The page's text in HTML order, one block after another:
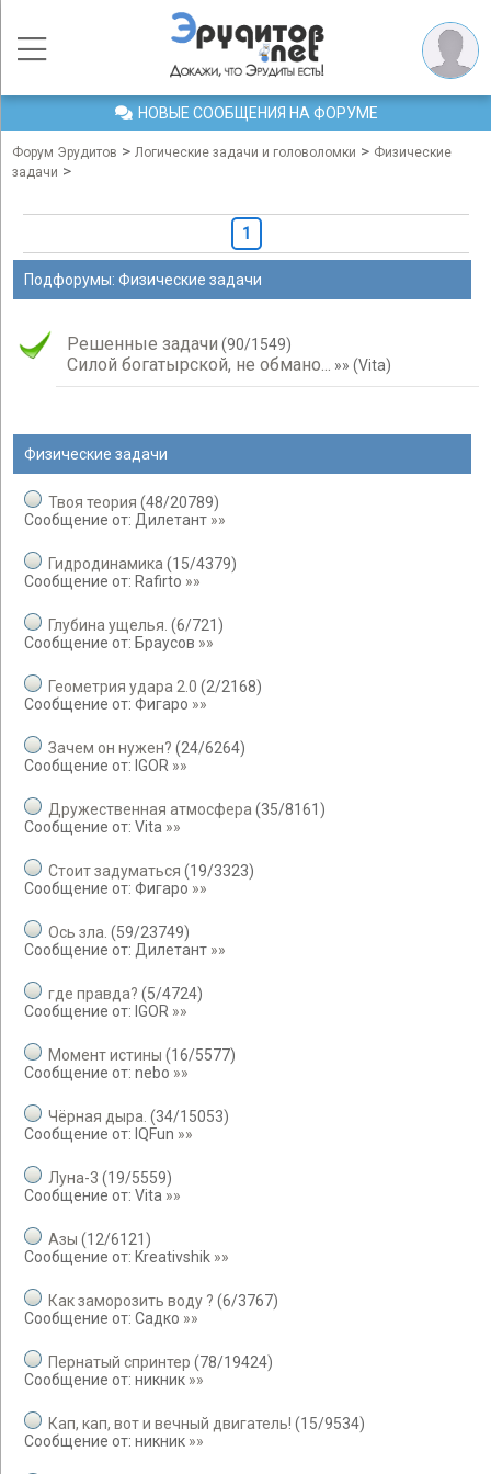
НОВЫЕ СООБЩЕНИЯ НА ФОРУМЕ
Форум Эрудитов > Логические задачи и головоломки > Физические
задачи >
1
Подфорумы: Физические задачи
Решенные задачи (90/1549)
Силой богатырской, не обмано... »» (Vita)
Физические задачи
Твоя теория (48/20789)
Сообщение от: Дилетант »»
Гидродинамика (15/4379)
Сообщение от: Rafirto »»
Глубина ущелья. (6/721 )
Сообщение от: Браусов »»
Геометрия удара 2.0 (2/2168)
Сообщение от: Фигаро »»
Зачем он нужен? (24/6264)
Сообщение от: IGOR »»
Дружественная атмосфера (35/8161 )
Сообщение от: Vita »»
Стоит задуматься (19/3323)
Сообщение от: Фигаро »»
Ось зла. (59/23749)
Сообщение от: Дилетант »»
где правда? (5/4724)
Сообщение от: IGOR »»
Момент истины (16/5577)
Сообщение от: nebo »»
Чёрная дыра. (34/15053)
Сообщение от: IQFun »»
Луна-3 (19/5559)
Сообщение от: Vita »»
Азы (12/6121 )
Сообщение от: Kreativshik »»
Как заморозить воду ? (6/3767)
Сообщение от: Садко »»
Пернатый спринтер (78/19424)
Сообщение от: никник »»
Кап, кап, вот и вечный двигатель! (15/9534)
Сообщение от: никник »»